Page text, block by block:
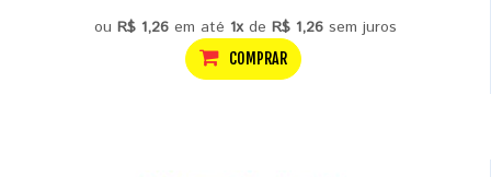
ou R$ 1,26em até 1xde R$ 1,26sem juros
COMPRAR